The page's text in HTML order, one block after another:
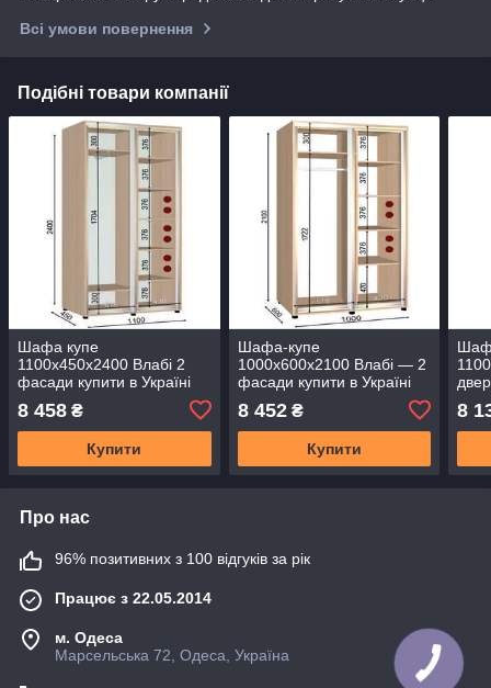
Всі умови повернення
Подібні товари компанії
Шафа купе
1100х450х2400 Влабі 2
фасади купити в Україні
8 458 ₴
Купити
Шафа-купе
1000х600х2100 Влабі — 2
фасади купити в Україні
8 452₴
Купити
8
Про нас
96% позитивних з 100 відгуків за рік
Працює з 22.05.2014
м. Одеса
Марсельська 72, Одеса, Україна